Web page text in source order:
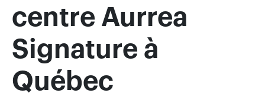
centre Aurrea
Signature à
Québec